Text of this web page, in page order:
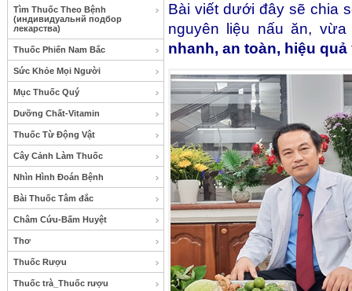
Tìm Thuốc Theo Bệnh
(индивидуальнй подбор
лекарства)
Thuốc Phiến Nam Bắc
Sức Khỏe Mọi Người
Mục Thuốc Quý
Dưỡng Chất-Vitamin
Thuốc Từ Động Vật
Cây Cảnh Làm Thuốc
Nhìn Hình Đoán Bệnh
Bài Thuốc Tâm đắc
Châm Cứu-Bấm Huyệt
Thơ
Thuốc Rượu
Thuốc trà_Thuốc rượu
Bài viết dưới đây sẽ chia
nguyên liệu nấu ăn,
nhanh, an toàn, hiệu quả